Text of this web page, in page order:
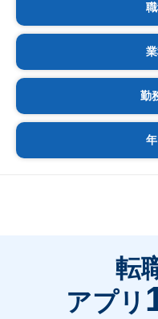
勤
転
アプリ